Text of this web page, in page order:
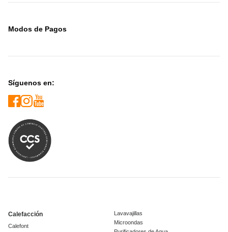
Modos de Pagos
Síguenos en:
Calefacción
Calefont
Lavavajillas
Microondas